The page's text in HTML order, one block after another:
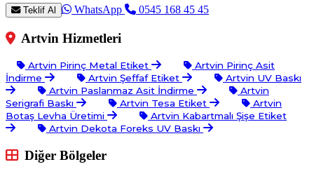
Teklif Al WhatsApp 0545 168 45 45
Artvin Hizmetleri
Artvin Pirinç Metal Etiket
Artvin Pirinç Asit
İndirme
Artvin Şeffaf Etiket
Artvin UV Baskı
Artvin Paslanmaz Asit İndirme
Artvin
Serigrafi Baskı
Artvin Tesa Etiket
Artvin
Botaş Levha Üretimi
Artvin Kabartmalı Şişe Etiket
Artvin Dekota Foreks UV Baskı
Diğer Bölgeler